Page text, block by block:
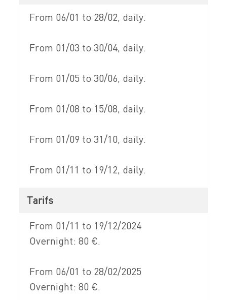
From 06/01 to 28/02, daily.
From 01/03 to 30/04, daily.
From 01/05 to 30/06, daily.
From 01/08 to 15/08, daily.
From 01/09 to 31/10, daily.
From 01/11 to 19/12, daily.
Tarifs
From 01/11 to 19/12/2024
Overnight: 80 €.
From 06/01 to 28/02/2025
Overnight: 80 €.